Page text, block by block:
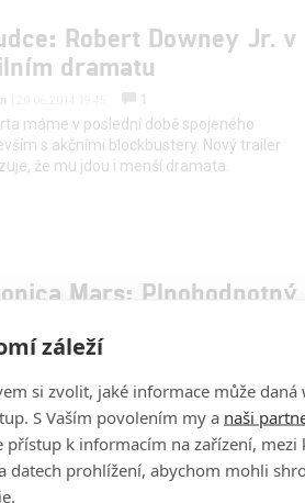
Robert Downey Jr. v
dramatu
1
máme v poslední době spojeného
s akčními blockbustery. Nový trailer
že mu jdou i menší dramata.
Mars: Plnohodnotný
| 10.01.2014 22:50
o plakát
záleží
si zvolit, jaké informace může
S Vaším povolením my a naši
přístup k informacím na zařízení, mezi
datech prohlížení, abychom mohli